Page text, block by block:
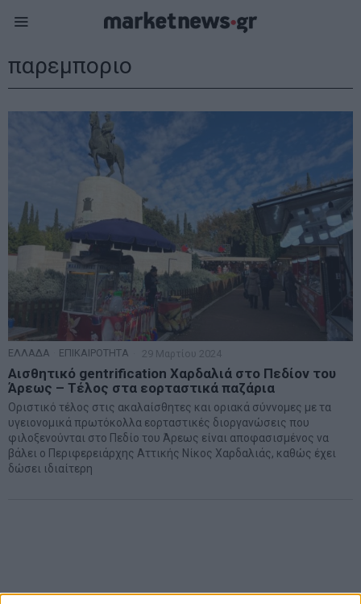
παρεμποριο
ΕΛΛΑΔΑ ΕΠΙΚΑΙΡΟΤΗΤΑ 29 Μαρτίου 2024
Αισθητικό gentrification Χαρδαλιά στο Πεδίον του
Άρεως – Τέλος στα εορταστικά παζάρια
Οριστικό τέλος στις ακαλαίσθητες και οριακά σύννομες με τα
υγειονομικά πρωτόκολλα εορταστικές διοργανώσεις που
φιλοξενούνται στο Πεδίο του Άρεως είναι αποφασισμένος να
βάλει ο Περιφερειάρχης Αττικής Νίκος Χαρδαλιάς, καθώς έχει
δώσει ιδιαίτερη